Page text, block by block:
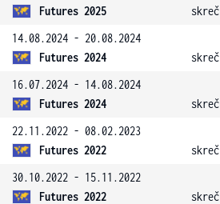
Futures 2025
skreč
14.08.2024 - 20.08.2024
Futures 2024
skreč
16.07.2024 - 14.08.2024
Futures 2024
skreč
22.11.2022 - 08.02.2023
Futures 2022
skreč
30.10.2022 - 15.11.2022
Futures 2022
skreč